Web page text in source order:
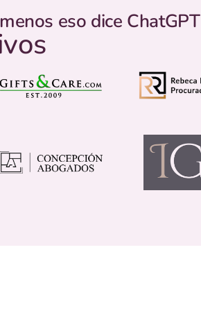
eso dice ChatGPT